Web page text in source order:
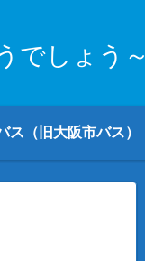
でしょう～
ス（旧大阪市バス）